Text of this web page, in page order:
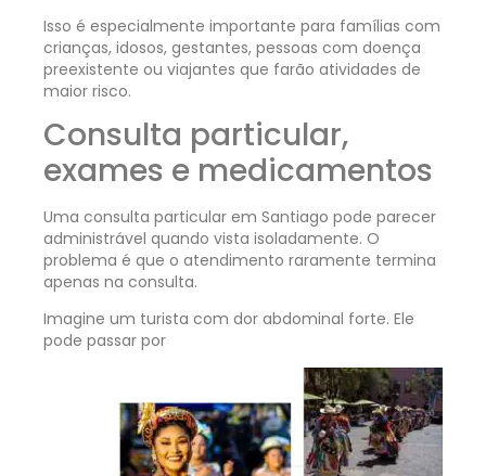
Isso é especialmente importante para famílias com
crianças, idosos, gestantes, pessoas com doença
preexistente ou viajantes que farão atividades de
maior risco.
Consulta particular,
exames e medicamentos
Uma consulta particular em Santiago pode parecer
administrável quando vista isoladamente. O
problema é que o atendimento raramente termina
apenas na consulta.
Imagine um turista com dor abdominal forte. Ele
pode passar por